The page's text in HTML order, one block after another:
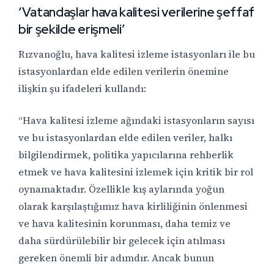
‘Vatandaşlar hava kalitesi verilerine şeffaf
bir şekilde erişmeli’
Rızvanoğlu, hava kalitesi izleme istasyonları ile bu
istasyonlardan elde edilen verilerin önemine
ilişkin şu ifadeleri kullandı:
“Hava kalitesi izleme ağındaki istasyonların sayısı
ve bu istasyonlardan elde edilen veriler, halkı
bilgilendirmek, politika yapıcılarına rehberlik
etmek ve hava kalitesini izlemek için kritik bir rol
oynamaktadır. Özellikle kış aylarında yoğun
olarak karşılaştığımız hava kirliliğinin önlenmesi
ve hava kalitesinin korunması, daha temiz ve
daha sürdürülebilir bir gelecek için atılması
gereken önemli bir adımdır. Ancak bunun